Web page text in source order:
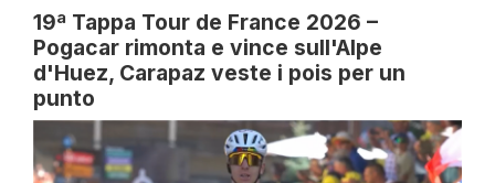
19ª Tappa Tour de France 2026 –
Pogacar rimonta e vince sull'Alpe
d'Huez, Carapaz veste i pois per un
punto